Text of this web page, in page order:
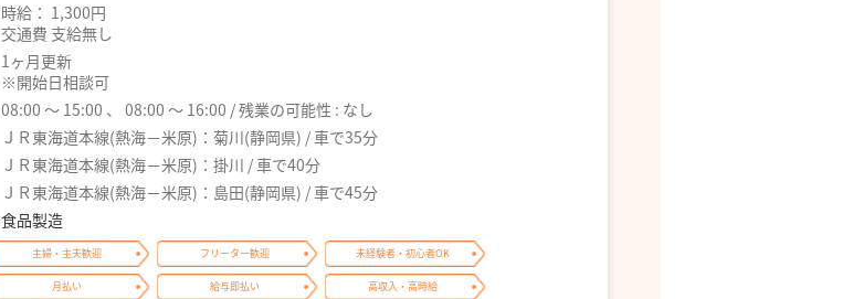
時給： 1,300円
交通費 支給無し
1ヶ月更新
※開始日相談可
08:00 ～ 15:00 、 08:00 ～ 16:00 / 残業の可能性 : なし
ＪＲ東海道本線(熱海－米原)：菊川(静岡県) / 車で35分
ＪＲ東海道本線(熱海－米原)：掛川 / 車で40分
ＪＲ東海道本線(熱海－米原)：島田(静岡県) / 車で45分
食品製造
主婦・主夫歓迎 フリーター歓迎 未経験者・初心者OK
月払い 給与即払い 高収入・高時給